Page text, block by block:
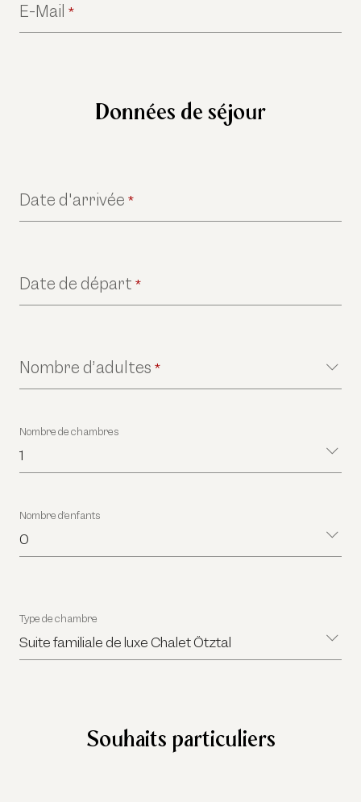
E-Mail *
Données de séjour
Date d'arrivée *
Date de départ *
Nombre d’adultes *
Nombre de chambres
1
Nombre d’enfants
0
Type de chambre
Suite familiale de luxe Chalet Ötztal
Souhaits particuliers